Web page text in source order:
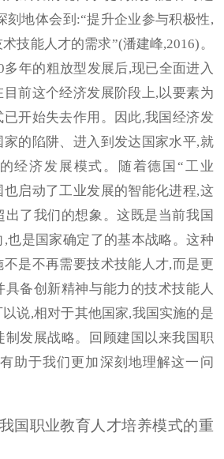
刻地体会到:“提升企业参与积极性,
技能人才的需求”(潘建峰,2016)。
年的粗放型发展后,现已全面进入
前这个经济发展阶段上,以要素为
开始失去作用。因此,我国经济发
的陷阱、进入到发达国家水平,就
经济发展模式。随着德国“工业
也启动了工业发展的智能化进程,这
了我们的想象。这既是当前我国
也是国家确定了的基本战略。这种
是不再需要技术技能人才,而是更
具备创新精神与能力的技术技能人
说,相对于其他国家,我国实施的是
制发展战略。回顾建国以来我国职
助于我们更加深刻地理解这一问
国职业教育人才培养模式的重